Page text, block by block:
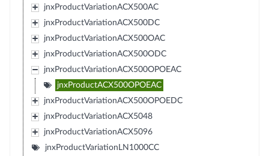
jnxProductVariationACX500AC
jnxProductVariationACX500DC
jnxProductVariationACX500OAC
jnxProductVariationACX500ODC
jnxProductVariationACX500OPOEAC
jnxProductACX500OPOEAC
jnxProductVariationACX500OPOEDC
jnxProductVariationACX5048
jnxProductVariationACX5096
jnxProductVariationLN1000CC